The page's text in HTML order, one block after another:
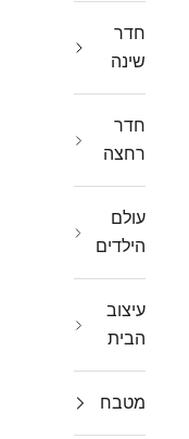
חדר
שינה
חדר
רחצה
עולם
הילדים
עיצוב
הבית
מטבח